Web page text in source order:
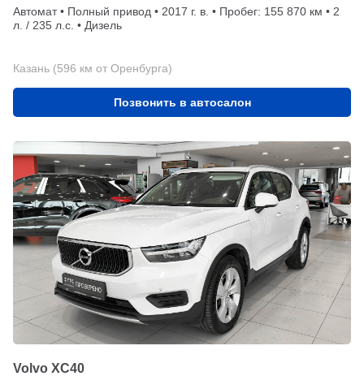
Автомат • Полный привод • 2017 г. в. • Пробег: 155 870 км • 2
л. / 235 л.с. • Дизель
Казань (596 км от Оренбурга)
Позвонить в автосалон
Volvo XC40